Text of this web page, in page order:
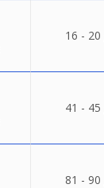
16 - 20
41 - 45
81 - 90